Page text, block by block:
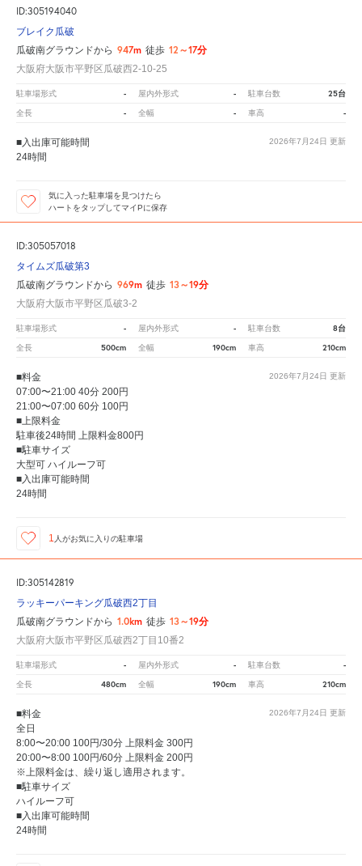
ID:305194040
ブレイク瓜破
瓜破南グラウンドから 947m 徒歩 12～17分
大阪府大阪市平野区瓜破西2-10-25
駐車場形式 - 屋内外形式 - 駐車台数 25台
全長 - 全幅 - 車高 -
2026年7月24日 更新
■入出庫可能時間
24時間
気に入った駐車場を見つけたら
ハートをタップしてマイPに保存
ID:305057018
タイムズ瓜破第3
瓜破南グラウンドから 969m 徒歩 13～19分
大阪府大阪市平野区瓜破3-2
駐車場形式 - 屋内外形式 - 駐車台数 8台
全長 500cm 全幅 190cm 車高 210cm
2026年7月24日 更新
■料金
07:00〜21:00 40分 200円
21:00〜07:00 60分 100円
■上限料金
駐車後24時間 上限料金800円
■駐車サイズ
大型可 ハイルーフ可
■入出庫可能時間
24時間
1 人がお気に入りの駐車場
ID:305142819
ラッキーパーキング瓜破西2丁目
瓜破南グラウンドから 1.0km 徒歩 13～19分
大阪府大阪市平野区瓜破西2丁目10番2
駐車場形式 - 屋内外形式 - 駐車台数 -
全長 480cm 全幅 190cm 車高 210cm
2026年7月24日 更新
■料金
全日
8:00〜20:00 100円/30分 上限料金 300円
20:00〜8:00 100円/60分 上限料金 200円
※上限料金は、繰り返し適用されます。
■駐車サイズ
ハイルーフ可
■入出庫可能時間
24時間